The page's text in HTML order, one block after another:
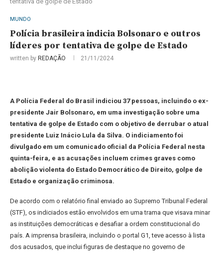
MUNDO
Polícia brasileira indicia Bolsonaro e outros
líderes por tentativa de golpe de Estado
written by REDAÇÃO 21/11/2024
A Polícia Federal do Brasil indiciou 37 pessoas, incluindo o ex-
presidente Jair Bolsonaro, em uma investigação sobre uma
tentativa de golpe de Estado com o objetivo de derrubar o atual
presidente Luiz Inácio Lula da Silva. O indiciamento foi
divulgado em um comunicado oficial da Polícia Federal nesta
quinta-feira, e as acusações incluem crimes graves como
abolição violenta do Estado Democrático de Direito, golpe de
Estado e organização criminosa.
De acordo com o relatório final enviado ao Supremo Tribunal Federal
(STF), os indiciados estão envolvidos em uma trama que visava minar
as instituições democráticas e desafiar a ordem constitucional do
país. A imprensa brasileira, incluindo o portal G1, teve acesso à lista
dos acusados, que inclui figuras de destaque no governo de